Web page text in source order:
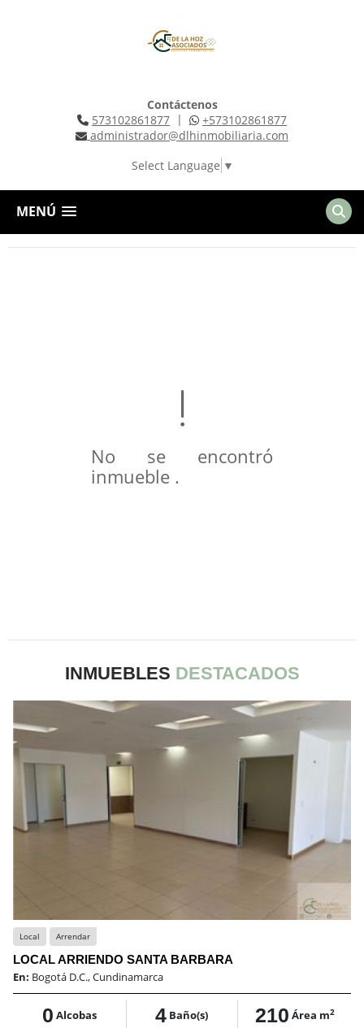
Contáctenos
573102861877 |
+573102861877
administrador@dlhinmobiliaria.com
Select Language ▼
MENÚ
No se encontró
inmueble .
INMUEBLES DESTACADOS
Local Arrendar
LOCAL ARRIENDO SANTA BARBARA
En: Bogotá D.C., Cundinamarca
0 Alcobas 4 Baño(s) 210 Área m2